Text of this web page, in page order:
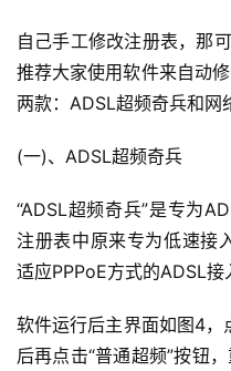
自己手工修改注册表，那
推荐大家使用软件来自动
两款：ADSL超频奇兵和网
(一)、ADSL超频奇兵
“ADSL超频奇兵”是专为
注册表中原来专为低速接
适应PPPoE方式的ADSL接
软件运行后主界面如图4，
后再点击“普通超频”按钮